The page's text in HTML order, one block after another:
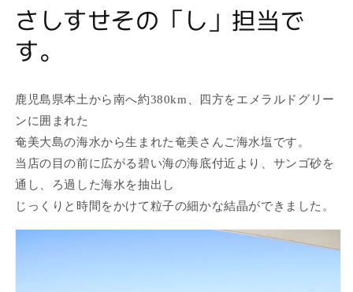
さしすせその「し」担当で
す。
鹿児島県本土から南へ約380km、四方をエメラルドグリー
ンに囲まれた
奄美大島の海水から生まれた奄美さんご海水塩です。
当店の目の前に広がる碧い海の海底付近より、サンゴ砂を
通し、ろ過した海水を抽出し
じっくりと時間をかけて粒子の細かな結晶ができました。